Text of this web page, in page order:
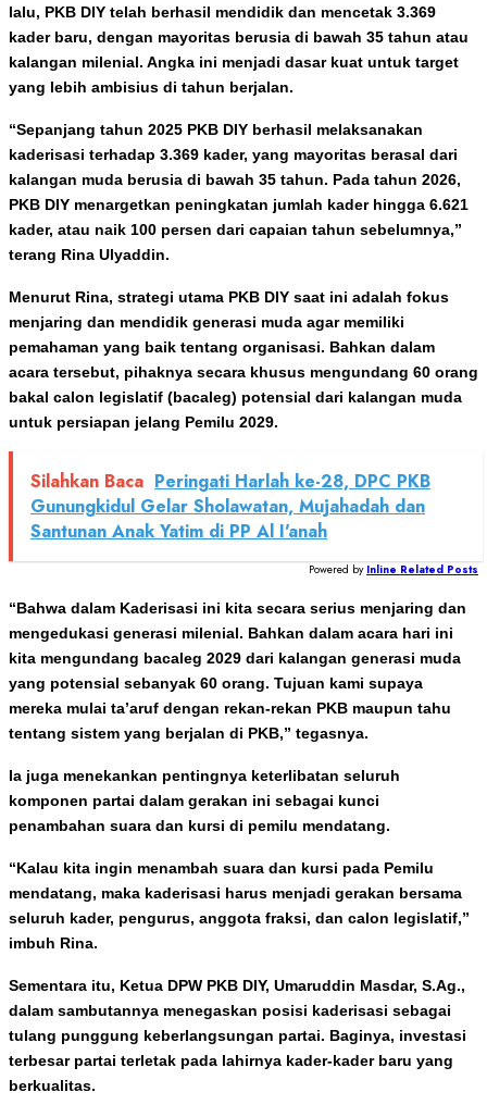
lalu, PKB DIY telah berhasil mendidik dan mencetak 3.369
kader baru, dengan mayoritas berusia di bawah 35 tahun atau
kalangan milenial. Angka ini menjadi dasar kuat untuk target
yang lebih ambisius di tahun berjalan.
“Sepanjang tahun 2025 PKB DIY berhasil melaksanakan
kaderisasi terhadap 3.369 kader, yang mayoritas berasal dari
kalangan muda berusia di bawah 35 tahun. Pada tahun 2026,
PKB DIY menargetkan peningkatan jumlah kader hingga 6.621
kader, atau naik 100 persen dari capaian tahun sebelumnya,”
terang Rina Ulyaddin.
Menurut Rina, strategi utama PKB DIY saat ini adalah fokus
menjaring dan mendidik generasi muda agar memiliki
pemahaman yang baik tentang organisasi. Bahkan dalam
acara tersebut, pihaknya secara khusus mengundang 60 orang
bakal calon legislatif (bacaleg) potensial dari kalangan muda
untuk persiapan jelang Pemilu 2029.
Silahkan Baca Peringati Harlah ke-28, DPC PKB
Gunungkidul Gelar Sholawatan, Mujahadah dan
Santunan Anak Yatim di PP Al I'anah
Powered by Inline Related Posts
“Bahwa dalam Kaderisasi ini kita secara serius menjaring dan
mengedukasi generasi milenial. Bahkan dalam acara hari ini
kita mengundang bacaleg 2029 dari kalangan generasi muda
yang potensial sebanyak 60 orang. Tujuan kami supaya
mereka mulai ta’aruf dengan rekan-rekan PKB maupun tahu
tentang sistem yang berjalan di PKB,” tegasnya.
Ia juga menekankan pentingnya keterlibatan seluruh
komponen partai dalam gerakan ini sebagai kunci
penambahan suara dan kursi di pemilu mendatang.
“Kalau kita ingin menambah suara dan kursi pada Pemilu
mendatang, maka kaderisasi harus menjadi gerakan bersama
seluruh kader, pengurus, anggota fraksi, dan calon legislatif,”
imbuh Rina.
Sementara itu, Ketua DPW PKB DIY, Umaruddin Masdar, S.Ag.,
dalam sambutannya menegaskan posisi kaderisasi sebagai
tulang punggung keberlangsungan partai. Baginya, investasi
terbesar partai terletak pada lahirnya kader-kader baru yang
berkualitas.